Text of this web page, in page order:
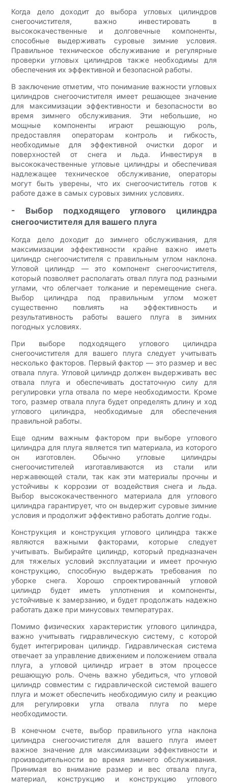
Когда дело доходит до выбора угловых цилиндров
снегоочистителя, важно инвестировать в
высококачественные и долговечные компоненты,
способные выдерживать суровые зимние условия.
Правильное техническое обслуживание и регулярные
проверки угловых цилиндров также необходимы для
обеспечения их эффективной и безопасной работы.
В заключение отметим, что понимание важности угловых
цилиндров снегоочистителя имеет решающее значение
для максимизации эффективности и безопасности во
время зимнего обслуживания. Эти небольшие, но
мощные компоненты играют решающую роль,
предоставляя операторам контроль и гибкость,
необходимые для эффективной очистки дорог и
поверхностей от снега и льда. Инвестируя в
высококачественные угловые цилиндры и обеспечивая
надлежащее техническое обслуживание, операторы
могут быть уверены, что их снегоочиститель готов к
работе даже в самых суровых зимних условиях.
- Выбор подходящего углового цилиндра
снегоочистителя для вашего плуга
Когда дело доходит до зимнего обслуживания, для
максимизации эффективности крайне важно иметь
цилиндр снегоочистителя с правильным углом наклона.
Угловой цилиндр — это компонент снегоочистителя,
который позволяет располагать отвал плуга под разными
углами, что облегчает толкание и перемещение снега.
Выбор цилиндра под правильным углом может
существенно повлиять на эффективность и
результативность работы вашего плуга в зимних
погодных условиях.
При выборе подходящего углового цилиндра
снегоочистителя для вашего плуга следует учитывать
несколько факторов. Первый фактор — это размер и вес
отвала плуга. Угловой цилиндр должен выдерживать вес
отвала плуга и обеспечивать достаточную силу для
регулировки угла отвала по мере необходимости. Кроме
того, размер отвала плуга будет определять длину и ход
углового цилиндра, необходимые для обеспечения
правильной работы.
Еще одним важным фактором при выборе углового
цилиндра для плуга является тип материала, из которого
он изготовлен. Обычно угловые цилиндры
снегоочистителей изготавливаются из стали или
нержавеющей стали, так как эти материалы прочны и
устойчивы к коррозии от воздействия снега и льда.
Выбор высококачественного материала для углового
цилиндра гарантирует, что он выдержит суровые зимние
условия и продолжит эффективно работать долгие годы.
Конструкция и конструкция углового цилиндра также
являются важными факторами, которые следует
учитывать. Выбирайте цилиндр, который предназначен
для тяжелых условий эксплуатации и имеет прочную
конструкцию, способную выдержать требования по
уборке снега. Хорошо спроектированный угловой
цилиндр будет иметь уплотнения и компоненты,
устойчивые к замерзанию, и будет продолжать надежно
работать даже при минусовых температурах.
Помимо физических характеристик углового цилиндра,
важно учитывать гидравлическую систему, с которой
будет интегрирован цилиндр. Гидравлическая система
отвечает за управление движением и положением отвала
плуга, а угловой цилиндр играет в этом процессе
решающую роль. Очень важно убедиться, что угловой
цилиндр совместим с гидравлической системой вашего
плуга и может обеспечить необходимую силу и реакцию
для регулировки угла отвала плуга по мере
необходимости.
В конечном счете, выбор правильного угла наклона
цилиндра снегоочистителя для вашего плуга имеет
важное значение для максимизации эффективности и
производительности во время зимнего обслуживания.
Принимая во внимание размер и вес отвала плуга,
материал, конструкцию и конструкцию углового